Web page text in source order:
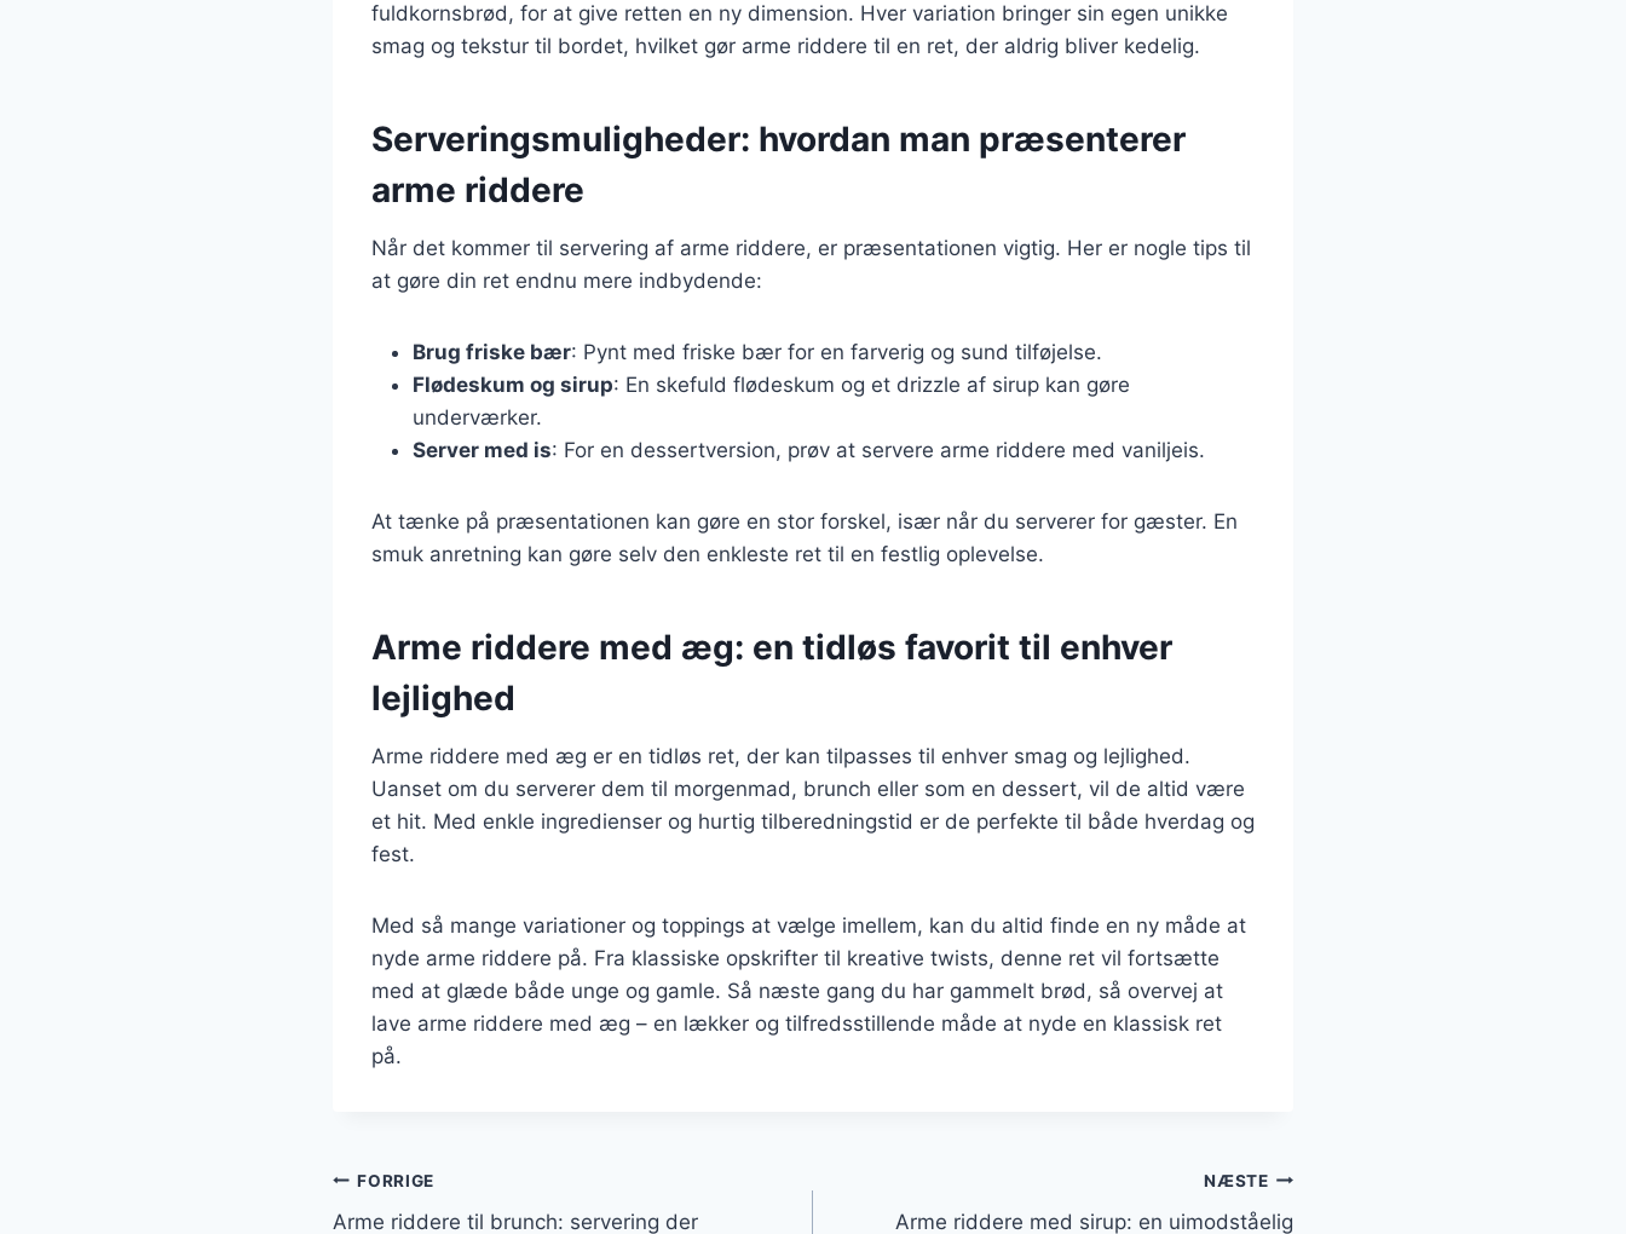
fuldkornsbrød, for at give retten en ny dimension. Hver variation bringer sin egen unikke
smag og tekstur til bordet, hvilket gør arme riddere til en ret, der aldrig bliver kedelig.
Serveringsmuligheder: hvordan man præsenterer
arme riddere
Når det kommer til servering af arme riddere, er præsentationen vigtig. Her er nogle tips til
at gøre din ret endnu mere indbydende:
Brug friske bær: Pynt med friske bær for en farverig og sund tilføjelse.
Flødeskum og sirup: En skefuld flødeskum og et drizzle af sirup kan gøre
underværker.
Server med is: For en dessertversion, prøv at servere arme riddere med vaniljeis.
At tænke på præsentationen kan gøre en stor forskel, især når du serverer for gæster. En
smuk anretning kan gøre selv den enkleste ret til en festlig oplevelse.
Arme riddere med æg: en tidløs favorit til enhver
lejlighed
Arme riddere med æg er en tidløs ret, der kan tilpasses til enhver smag og lejlighed.
Uanset om du serverer dem til morgenmad, brunch eller som en dessert, vil de altid være
et hit. Med enkle ingredienser og hurtig tilberedningstid er de perfekte til både hverdag og
fest.
Med så mange variationer og toppings at vælge imellem, kan du altid finde en ny måde at
nyde arme riddere på. Fra klassiske opskrifter til kreative twists, denne ret vil fortsætte
med at glæde både unge og gamle. Så næste gang du har gammelt brød, så overvej at
lave arme riddere med æg – en lækker og tilfredsstillende måde at nyde en klassisk ret
på.
Indlægsnavigation
FORRIGE
Arme riddere til brunch: servering der
NÆSTE
Arme riddere med sirup: en uimodståelig